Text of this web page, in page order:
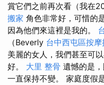
賞它們之前再次看（我在
搬家 角色非常好，可惜的
因為他們來這裡是我的。
（Beverly 台中西屯區按
美麗的女人，我們甚至可
好。 大里 整骨 遺憾的是
一直保持不變。 家庭度假